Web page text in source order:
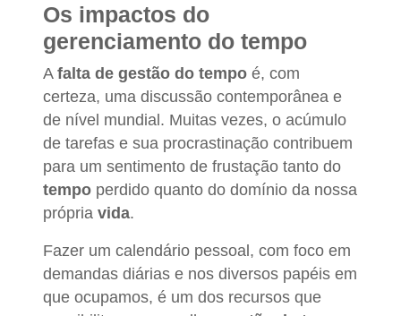
Os impactos do
gerenciamento do tempo
A falta de gestão do tempo é, com
certeza, uma discussão contemporânea e
de nível mundial. Muitas vezes, o acúmulo
de tarefas e sua procrastinação contribuem
para um sentimento de frustação tanto do
tempo perdido quanto do domínio da nossa
própria vida.
Fazer um calendário pessoal, com foco em
demandas diárias e nos diversos papéis em
que ocupamos, é um dos recursos que